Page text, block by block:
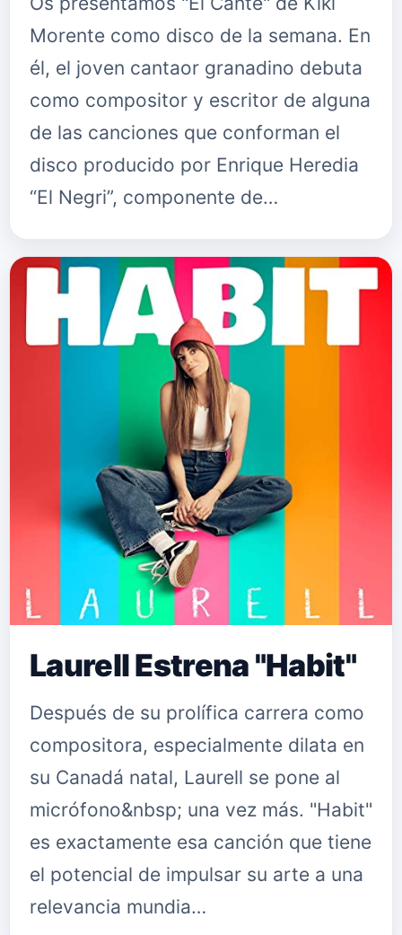
Morente como disco de la semana. En
él, el joven cantaor granadino debuta
como compositor y escritor de alguna
de las canciones que conforman el
disco producido por Enrique Heredia
“El Negri”, componente de…
Laurell Estrena "Habit"
Después de su prolífica carrera como
compositora, especialmente dilata en
su Canadá natal, Laurell se pone al
micrófono&nbsp; una vez más. "Habit"
es exactamente esa canción que tiene
el potencial de impulsar su arte a una
relevancia mundia…